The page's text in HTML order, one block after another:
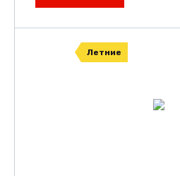
Летние